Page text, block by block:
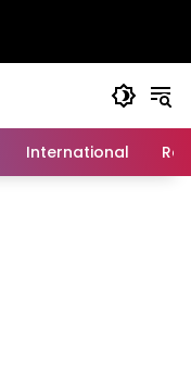
International